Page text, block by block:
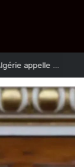
Protection de la ville sainte d’El-Qods : l’Algérie appelle à une action collective